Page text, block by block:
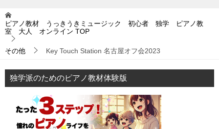
ピアノ教材 うっきうきミュージック 初心者 独学 ピアノ教
室 大人 オンライン TOP
その他 Key Touch Station 名古屋オフ会2023
独学派のためのピアノ教材体験版